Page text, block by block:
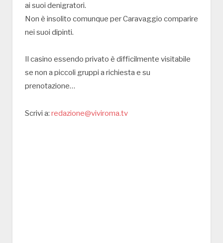
ai suoi denigratori.
Non è insolito comunque per Caravaggio comparire
nei suoi dipinti.
Il casino essendo privato è difficilmente visitabile
se non a piccoli gruppi a richiesta e su
prenotazione…
Scrivi a: redazione@viviroma.tv